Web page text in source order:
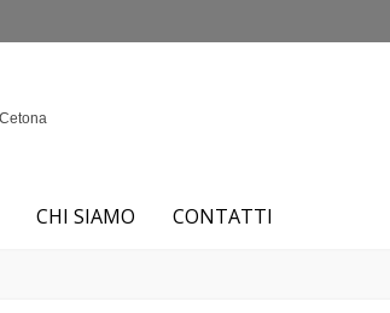
CHI SIAMO CONTATTI